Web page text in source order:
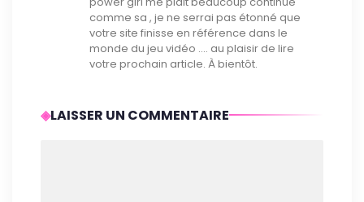
comme sa , je ne serrai pas étonné que
votre site finisse en référence dans le
monde du jeu vidéo …. au plaisir de lire
votre prochain article. À bientôt.
LAISSER UN COMMENTAIRE